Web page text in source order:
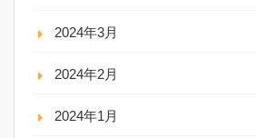
2024年3月
2024年2月
2024年1月